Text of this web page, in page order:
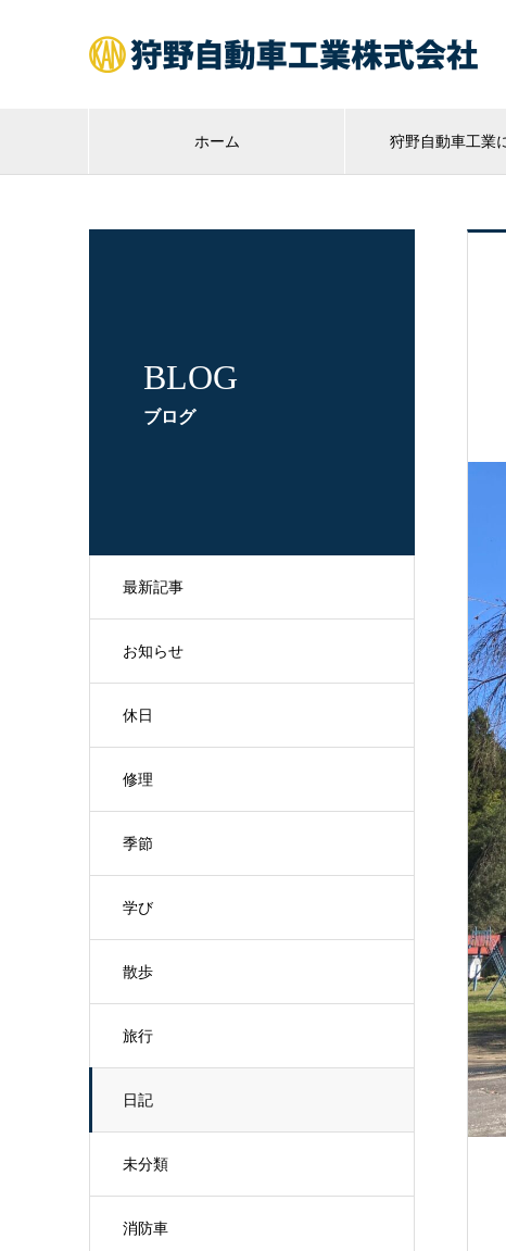
ホーム 狩野自動車工業
BLOG
ブログ
最新記事
お知らせ
休日
修理
季節
学び
散歩
旅行
日記
未分類
消防車